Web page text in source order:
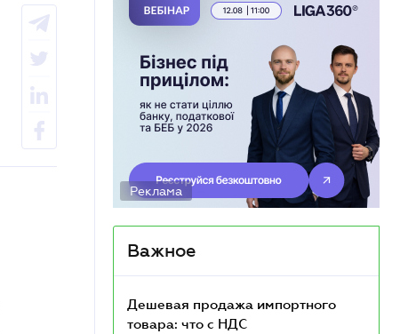
Реклама
Важное
Дешевая продажа импортного
товара: что c НДС